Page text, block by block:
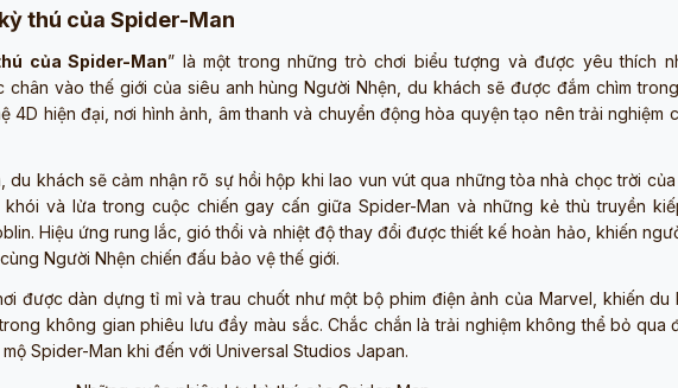
thú của Spider-Man
của Spider-Man” là một trong những trò chơi biểu tượng và được yêu thích
chân vào thế giới của siêu anh hùng Người Nhện, du khách sẽ được đắm chìm
4D hiện đại, nơi hình ảnh, âm thanh và chuyển động hòa quyện tạo nên trải nghiệm
khách sẽ cảm nhận rõ sự hồi hộp khi lao vun vút qua những tòa nhà chọc trời của
và lửa trong cuộc chiến gay cấn giữa Spider-Man và những kẻ thù truyền
Hiệu ứng rung lắc, gió thổi và nhiệt độ thay đổi được thiết kế hoàn hảo, khiến
Người Nhện chiến đấu bảo vệ thế giới.
được dàn dựng tỉ mỉ và trau chuốt như một bộ phim điện ảnh của Marvel, khiến du
không gian phiêu lưu đầy màu sắc. Chắc chắn là trải nghiệm không thể bỏ qua
Spider-Man khi đến với Universal Studios Japan.